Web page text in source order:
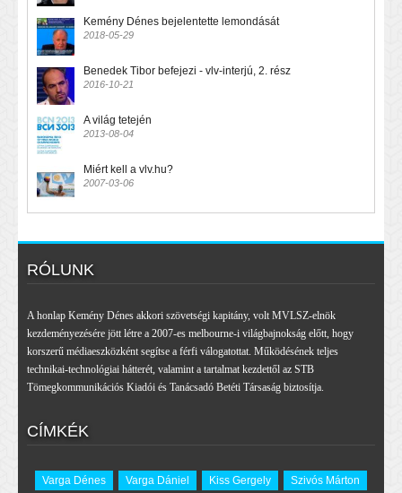
Kemény Dénes bejelentette lemondását
2018-05-29
Benedek Tibor befejezi - vlv-interjú, 2. rész
2016-10-21
A világ tetején
2013-08-04
Miért kell a vlv.hu?
2007-03-06
RÓLUNK
A honlap Kemény Dénes akkori szövetségi kapitány, volt MVLSZ-elnök
kezdeményezésére jött létre a 2007-es melbourne-i világbajnokság előtt, hogy
korszerű médiaeszközként segítse a férfi válogatottat. Működésének teljes
technikai-technológiai hátterét, valamint a tartalmat kezdettől az STB
Tömegkommunikációs Kiadói és Tanácsadó Betéti Társaság biztosítja.
CÍMKÉK
Varga Dénes Varga Dániel Kiss Gergely Szivós Márton